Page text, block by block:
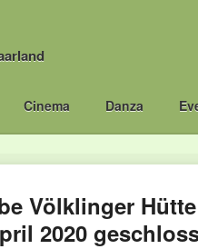
Cinema Danza
Völklinger
2020